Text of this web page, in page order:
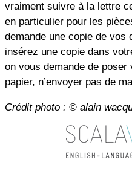
vraiment suivre à la lettre
en particulier pour les
demande une copie de
insérez une copie dans
on vous demande de
papier, n’envoyer pas de
Crédit photo : © alain